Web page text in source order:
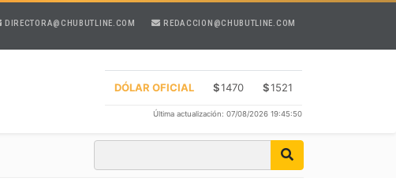
DIRECTORA@CHUBUTLINE.COM REDACCION@CHUBUTLINE.COM
DÓLAR OFICIAL $1470 $1521
Última actualización: 07/08/2026 19:45:50